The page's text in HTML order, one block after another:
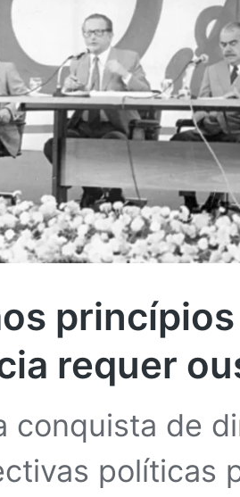
requer
conquista de
políticas